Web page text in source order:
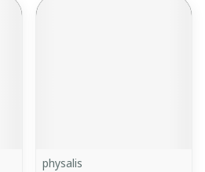
physalis